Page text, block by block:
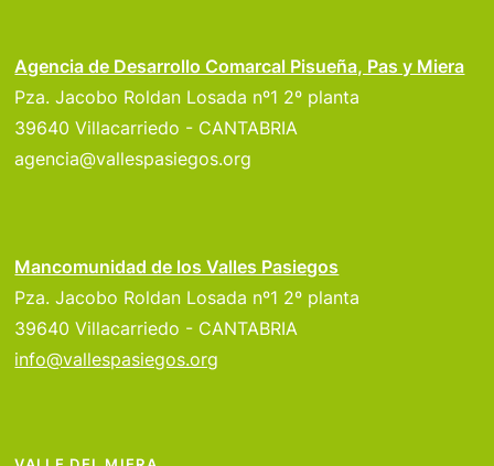
Agencia de Desarrollo Comarcal Pisueña, Pas y Miera
Pza. Jacobo Roldan Losada nº1 2º planta
39640 Villacarriedo - CANTABRIA
agencia@vallespasiegos.org
Mancomunidad de los Valles Pasiegos
Pza. Jacobo Roldan Losada nº1 2º planta
39640 Villacarriedo - CANTABRIA
info@vallespasiegos.org